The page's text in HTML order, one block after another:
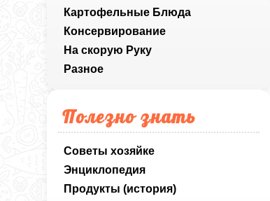
Картофельные Блюда
Консервирование
На скорую Руку
Разное
Полезно знать
Советы хозяйке
Энциклопедия
Продукты (история)